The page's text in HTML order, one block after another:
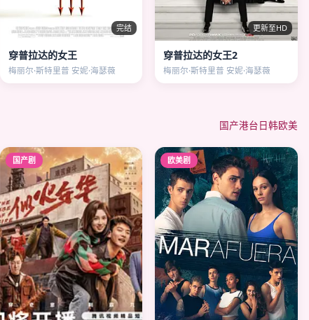
完结
穿普拉达的女王
梅丽尔·斯特里普 安妮·海瑟薇
更新至HD
穿普拉达的女王2
梅丽尔·斯特里普 安妮·海瑟薇
国产港台日韩欧美
国产剧 欧美剧